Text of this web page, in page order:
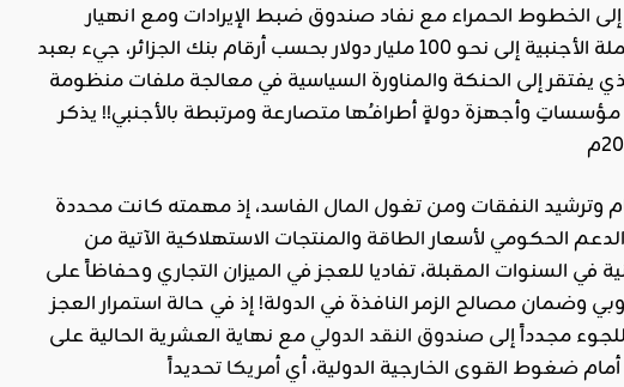
الخطوط الحمراء مع نفاد صندوق ضبط الإيرادات ومع انهيار
إلى ما دون 50 دولاراً وتقلص الريع وتراجع احتياطات البلد من العملة الأجنبية إلى نحو 100 مليار دولار بحسب أرقام بنك الجزائر، جيء بعبد
شهر 5/2017م، وهو الرجل الإداري الذي يفتقر إلى الحنكة والمناورة السياسية في معالجة ملفات منظومة
وأجهزة دولةٍ أطرافـُها متصارعة ومرتبطة بالأجنبي!! يذكر
وترشيد النفقات ومن تغول المال الفاسد، إذ مهمته كانت محددة
الطاقة والمنتجات الاستهلاكية الآتية من
في السنوات المقبلة، تفاديا للعجز في الميزان التجاري وحفاظاً على
وضمان مصالح الزمر النافذة في الدولة! إذ في حالة استمرار العجز
مجدداً إلىصندوق النقد الدوليمع نهاية العشرية الحالية على
ضغوط القوى الخارجية الدولية، أيأمريكا